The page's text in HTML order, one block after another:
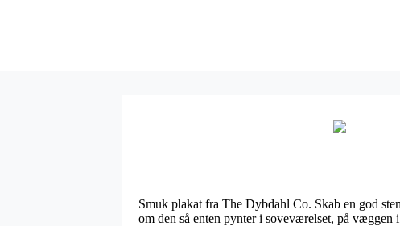
Smuk plakat fra The Dybdahl Co. Skab en god
om den så enten pynter i soveværelset, på